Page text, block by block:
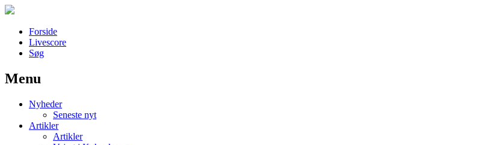
Forside
Livescore
Søg
Наши партнеры
лучшие займы
Menu
Nyheder
Seneste nyt
Artikler
Artikler